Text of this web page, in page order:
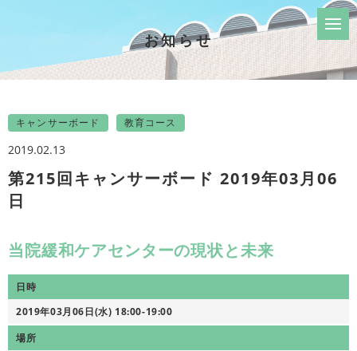
お知らせ
キャンサーボード 教育コース
2019.02.13
第215回キャンサーボード 2019年03月06
日
当院緩和ケアセンターの現状と未来
日時
2019年03月06日(水) 18:00-19:00
場所